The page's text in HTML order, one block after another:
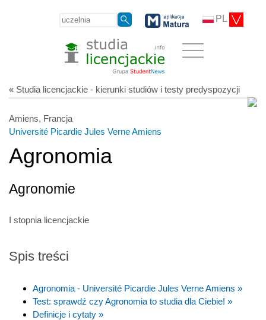
PL
« Studia licencjackie - kierunki studiów i testy predyspozycji
Amiens, Francja
Université Picardie Jules Verne Amiens
Agronomia
Agronomie
I stopnia licencjackie
Spis treści
Agronomia - Université Picardie Jules Verne Amiens »
Test: sprawdź czy Agronomia to studia dla Ciebie! »
Definicje i cytaty »